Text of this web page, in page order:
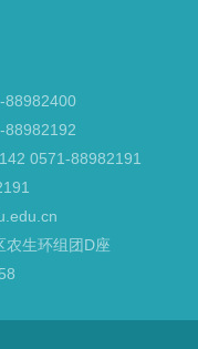
88982400
88982192
0571-88982191
农生环组团D座